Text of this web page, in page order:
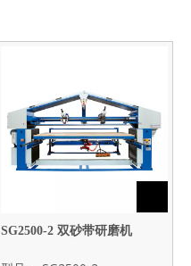
SG2500-2 双砂带研磨机